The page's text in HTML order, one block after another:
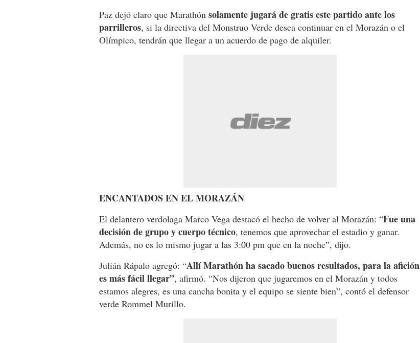
Paz dejó claro que Marathón solamente jugará de gratis este partido ante los
parrilleros, si la directiva del Monstruo Verde desea continuar en el Morazán o el
Olímpico, tendrán que llegar a un acuerdo de pago de alquiler.
ENCANTADOS EN EL MORAZÁN
El delantero verdolaga Marco Vega destacó el hecho de volver al Morazán: “Fue una
decisión de grupo y cuerpo técnico, tenemos que aprovechar el estadio y ganar.
Además, no es lo mismo jugar a las 3:00 pm que en la noche”, dijo.
Julián Rápalo agregó: “Allí Marathón ha sacado buenos resultados, para la afición
es más fácil llegar”, afirmó. “Nos dijeron que jugaremos en el Morazán y todos
estamos alegres, es una cancha bonita y el equipo se siente bien”, contó el defensor
verde Rommel Murillo.